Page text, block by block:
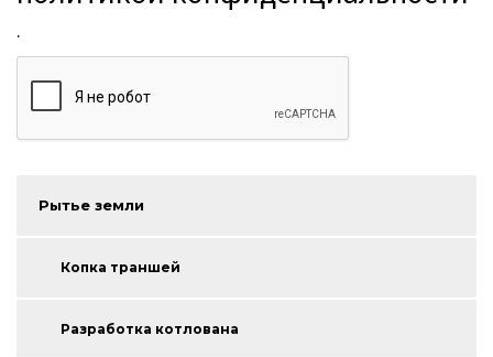
.
Рытье земли
Копка траншей
Разработка котлована